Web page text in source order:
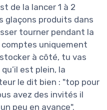
de la lancer 1 à 2
glaçons produits dans
tourner pendant la
uniquement
à côté, tu vas
est plein, la
le dit bien : "top pour
avez des invités il
peu en avance".